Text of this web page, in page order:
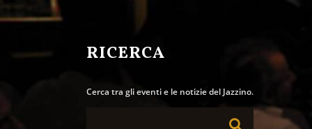
RICERCA
Cerca tra gli eventi e le notizie del Jazzino.